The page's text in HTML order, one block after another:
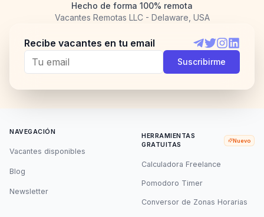
Hecho de forma 100% remota
Vacantes Remotas LLC - Delaware, USA
Recibe vacantes en tu email
Telegram
TwitterInstagram
Suscribirme
NAVEGACIÓN
Vacantes disponibles
Blog
Newsletter
HERRAMIENTAS
GRATUITAS
Nuevo
Calculadora Freelance
Pomodoro Timer
Conversor de Zonas Horarias